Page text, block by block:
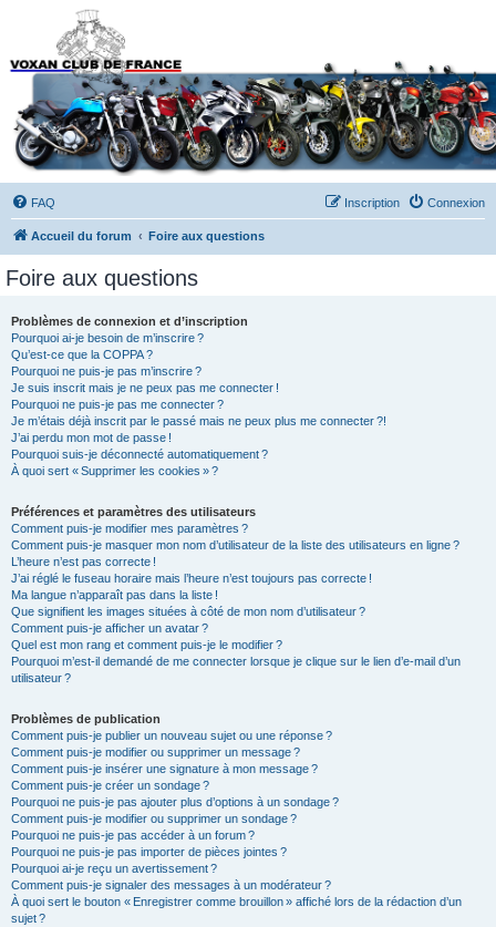
Forums du Voxan Club
de France
FAQ Connexion
Inscription
Accueil du forum Foire aux questions
Foire aux questions
Problèmes de connexion et d’inscription
Pourquoi ai-je besoin de m’inscrire ?
Qu’est-ce que la COPPA ?
Pourquoi ne puis-je pas m’inscrire ?
Je suis inscrit mais je ne peux pas me connecter !
Pourquoi ne puis-je pas me connecter ?
Je m’étais déjà inscrit par le passé mais ne peux plus me connecter ?!
J’ai perdu mon mot de passe !
Pourquoi suis-je déconnecté automatiquement ?
À quoi sert « Supprimer les cookies » ?
Préférences et paramètres des utilisateurs
Comment puis-je modifier mes paramètres ?
Comment puis-je masquer mon nom d’utilisateur de la liste des utilisateurs en ligne ?
L’heure n’est pas correcte !
J’ai réglé le fuseau horaire mais l’heure n’est toujours pas correcte !
Ma langue n’apparaît pas dans la liste !
Que signifient les images situées à côté de mon nom d’utilisateur ?
Comment puis-je afficher un avatar ?
Quel est mon rang et comment puis-je le modifier ?
Pourquoi m’est-il demandé de me connecter lorsque je clique sur le lien d’e-mail d’un
utilisateur ?
Problèmes de publication
Comment puis-je publier un nouveau sujet ou une réponse ?
Comment puis-je modifier ou supprimer un message ?
Comment puis-je insérer une signature à mon message ?
Comment puis-je créer un sondage ?
Pourquoi ne puis-je pas ajouter plus d’options à un sondage ?
Comment puis-je modifier ou supprimer un sondage ?
Pourquoi ne puis-je pas accéder à un forum ?
Pourquoi ne puis-je pas importer de pièces jointes ?
Pourquoi ai-je reçu un avertissement ?
Comment puis-je signaler des messages à un modérateur ?
À quoi sert le bouton « Enregistrer comme brouillon » affiché lors de la rédaction d’un
sujet ?